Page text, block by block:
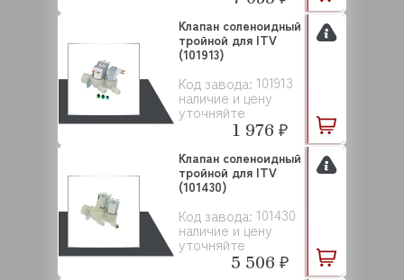
Код завода: 101913
наличие и цену
уточняйте
Клапан соленоидный
тройной для ITV
(101913)
1 976 ₽
Код завода: 101430
наличие и цену
уточняйте
Клапан соленоидный
тройной для ITV
(101430)
5 506 ₽